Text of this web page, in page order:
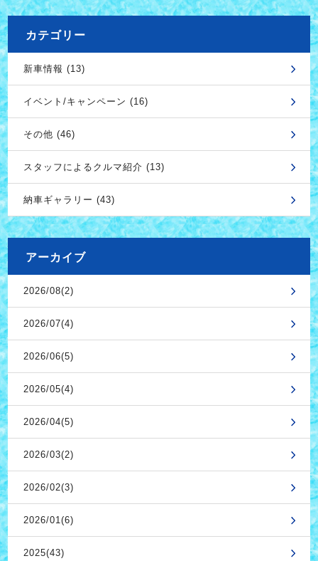
カテゴリー
新車情報 (13)
イベント/キャンペーン (16)
その他 (46)
スタッフによるクルマ紹介 (13)
納車ギャラリー (43)
アーカイブ
2026/08(2)
2026/07(4)
2026/06(5)
2026/05(4)
2026/04(5)
2026/03(2)
2026/02(3)
2026/01(6)
2025(43)